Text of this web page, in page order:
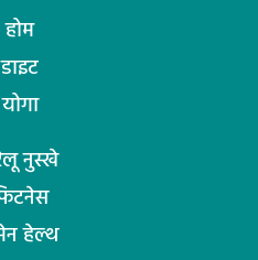
होम
डाइट
योगा
नुस्खे
हेल्थ